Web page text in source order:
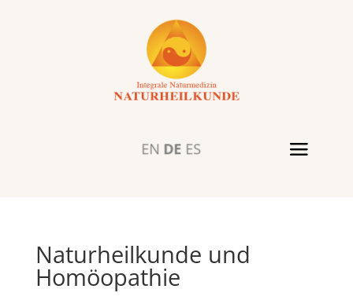
EN DE ES
Naturheilkunde und
Homöopathie